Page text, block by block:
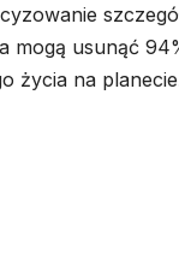
mogą usunąć
życia na